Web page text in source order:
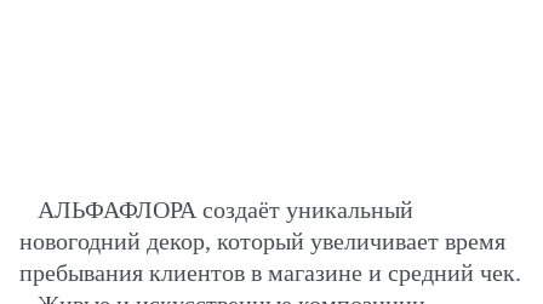
АЛЬФАФЛОРА создаёт уникальный
новогодний декор, который увеличивает время
пребывания клиентов в магазине и средний чек.